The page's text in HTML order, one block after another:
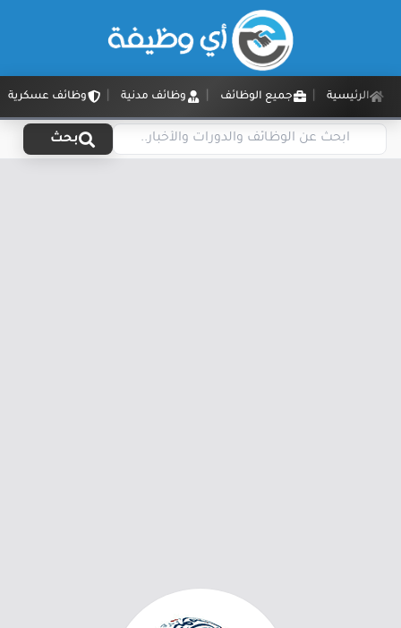
الرئيسية جميع الوظائف وظائف مدنية وظائف عسكرية
بحث